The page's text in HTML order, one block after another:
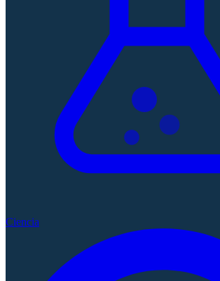
Ciencia